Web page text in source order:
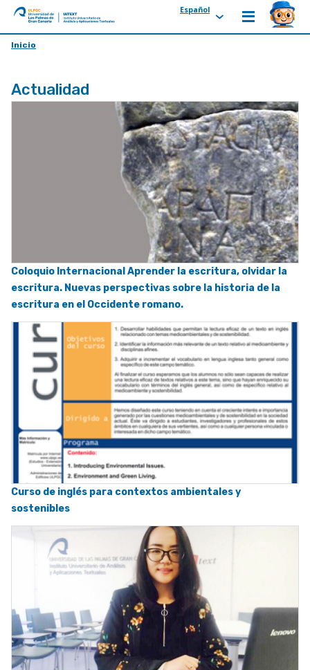
ULPGC
Ir
inicio
de
Español
Inicio
Actualidad
Coloquio Internacional Aprender la escritura, olvidar la
escritura. Nuevas perspectivas sobre la historia de la
escritura en el Occidente romano.
Curso de inglés para contextos ambientales y
sostenibles